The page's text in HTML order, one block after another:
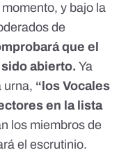
y bajo la
de
que el
abierto. Ya
urna, “los Vocales
en la lista
los miembros de
el escrutinio.